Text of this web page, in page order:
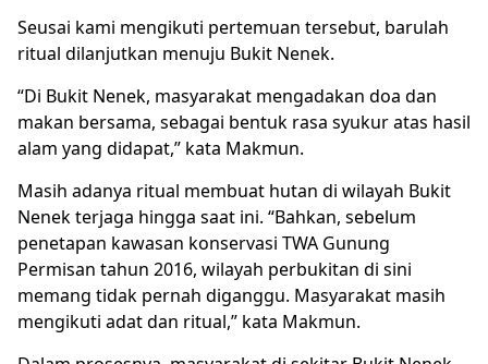
Seusai kami mengikuti pertemuan tersebut, barulah
ritual dilanjutkan menuju Bukit Nenek.
“Di Bukit Nenek, masyarakat mengadakan doa dan
makan bersama, sebagai bentuk rasa syukur atas hasil
alam yang didapat,” kata Makmun.
Masih adanya ritual membuat hutan di wilayah Bukit
Nenek terjaga hingga saat ini. “Bahkan, sebelum
penetapan kawasan konservasi TWA Gunung
Permisan tahun 2016, wilayah perbukitan di sini
memang tidak pernah diganggu. Masyarakat masih
mengikuti adat dan ritual,” kata Makmun.